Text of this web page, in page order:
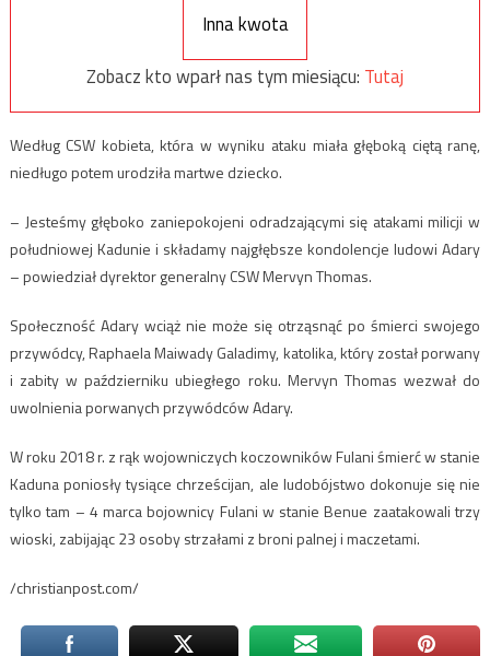
Inna kwota
Zobacz kto wparł nas tym miesiącu: Tutaj
Według CSW kobieta, która w wyniku ataku miała głęboką ciętą ranę,
niedługo potem urodziła martwe dziecko.
– Jesteśmy głęboko zaniepokojeni odradzającymi się atakami milicji w
południowej Kadunie i składamy najgłębsze kondolencje ludowi Adary
– powiedział dyrektor generalny CSW Mervyn Thomas.
Społeczność Adary wciąż nie może się otrząsnąć po śmierci swojego
przywódcy, Raphaela Maiwady Galadimy, katolika, który został porwany
i zabity w październiku ubiegłego roku. Mervyn Thomas wezwał do
uwolnienia porwanych przywódców Adary.
W roku 2018 r. z rąk wojowniczych koczowników Fulani śmierć w stanie
Kaduna poniosły tysiące chrześcijan, ale ludobójstwo dokonuje się nie
tylko tam – 4 marca bojownicy Fulani w stanie Benue zaatakowali trzy
wioski, zabijając 23 osoby strzałami z broni palnej i maczetami.
/christianpost.com/